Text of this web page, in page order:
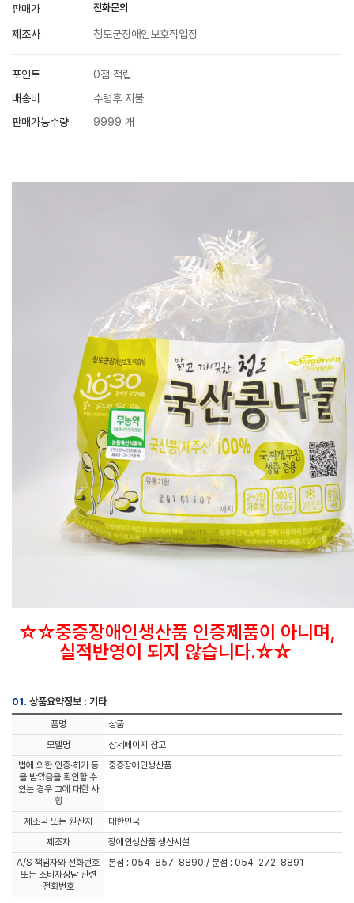
판매가 전화문의
제조사 청도군장애인보호작업장
포인트
0점 적립
배송비
수령후 지불
판매가능수량
9999 개
☆☆중증장애인생산품 인증제품이 아니며,
실적반영이 되지 않습니다.☆☆
01. 상품요약정보 : 기타
품명
상품
모델명
상세페이지 참고
법에 의한 인증·허가 등
을 받았음을 확인할 수
있는 경우 그에 대한 사
항
중증장애인생산품
제조국 또는 원산지
대한민국
제조자
장애인생산품 생산시설
A/S 책임자와 전화번호
또는 소비자상담 관련
전화번호
본점 : 054-857-8890 / 분점 : 054-272-8891